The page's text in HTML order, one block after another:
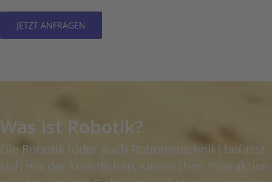
JETZT ANFRAGEN
Was ist Robotik?
Die Robotik (oder auch Robotertechnik) befasst
sich mit der künstlichen, kinetischen Interaktion